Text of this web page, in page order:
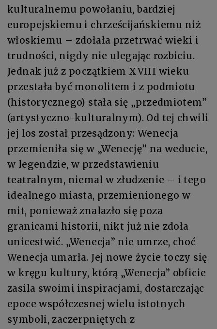
kulturalnemu powołaniu, bardziej
europejskiemu i chrześcijańskiemu niż
włoskiemu – zdołała przetrwać wieki i
trudności, nigdy nie ulegając rozbiciu.
Jednak już z początkiem XVIII wieku
przestała być monolitem i z podmiotu
(historycznego) stała się „przedmiotem”
(artystyczno-kulturalnym). Od tej chwili
jej los został przesądzony: Wenecja
przemieniła się w „Wenecję” na weducie,
w legendzie, w przedstawieniu
teatralnym, niemal w złudzenie – i tego
idealnego miasta, przemienionego w
mit, ponieważ znalazło się poza
granicami historii, nikt już nie zdoła
unicestwić. „Wenecja” nie umrze, choć
Wenecja umarła. Jej nowe życie toczy się
w kręgu kultury, którą „Wenecja” obficie
zasila swoimi inspiracjami, dostarczając
epoce współczesnej wielu istotnych
symboli, zaczerpniętych z